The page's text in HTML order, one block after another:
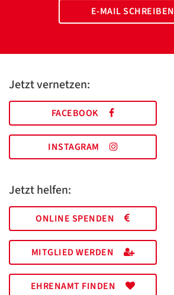
E-MAIL SCHREIBEN
Jetzt vernetzen:
FACEBOOK
INSTAGRAM
Jetzt helfen:
ONLINE SPENDEN
MITGLIED WERDEN
EHRENAMT FINDEN